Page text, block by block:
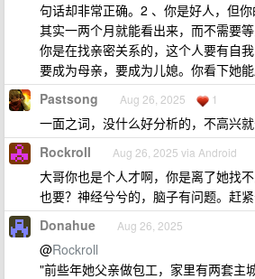
句话却非常正确。2 、你是好人，但
其实一两个月就能看出来，而不需要
你是在找亲密关系的，这个人要有自
要成为母亲，要成为儿媳。你看下她能
Pastsong Aug 26, 2025 1
一面之词，没什么好分析的，不高兴
Rockroll Aug 26, 2025 via Android
大哥你也是个人才啊，你是离了她找
也要？神经兮兮的，脑子有问题。赶
Donahue Aug 26, 2025
@Rockroll
"前些年她父亲做包工，家里有两套主